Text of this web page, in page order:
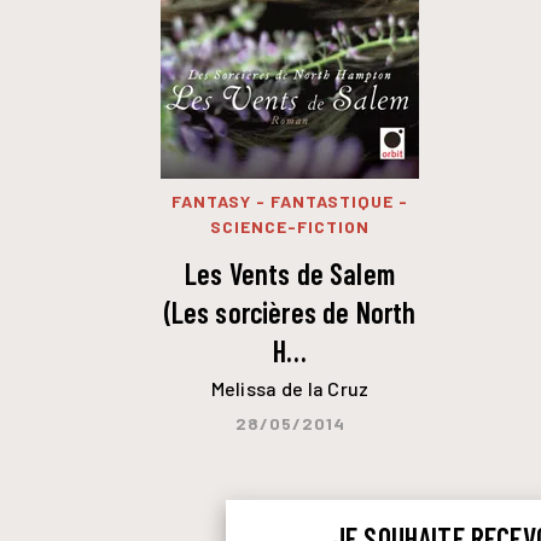
FANTASY - FANTASTIQUE -
SCIENCE-FICTION
Les Vents de Salem
(Les sorcières de North
H…
Melissa de la Cruz
28/05/2014